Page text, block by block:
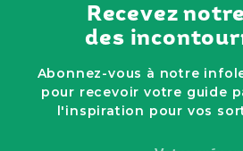
Recevez
des
Abonnez-vous à notre
pour recevoir votre guide
l'inspiration pour vos